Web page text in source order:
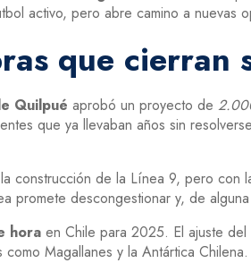
activo, pero abre camino a nuevas
que cierran
Quilpué aprobó un proyecto de
que ya llevaban años sin
construcción de la Línea 9, pero con
promete descongestionar y, de
hora en Chile para 2025. El ajuste
Magallanes y la Antártica